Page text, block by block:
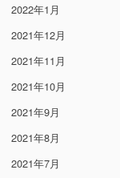
2022年1月
2021年12月
2021年11月
2021年10月
2021年9月
2021年8月
2021年7月